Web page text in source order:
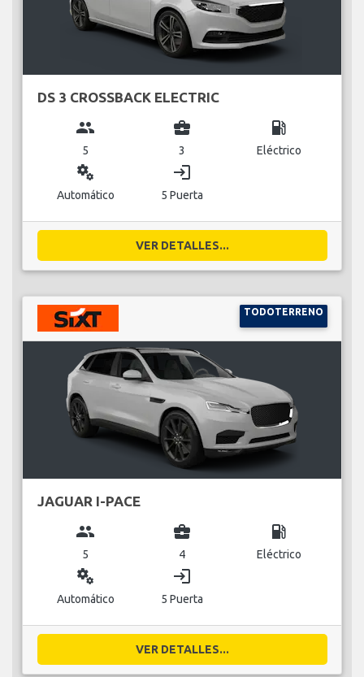
DS 3 CROSSBACK ELECTRIC
group
5
business_center
3
local_gas_station
Eléctrico
miscellaneous_services
Automático
login
5 Puerta
VER DETALLES...
TODOTERRENO
JAGUAR I-PACE
group
5
business_center
4
local_gas_station
Eléctrico
miscellaneous_services
Automático
login
5 Puerta
VER DETALLES...